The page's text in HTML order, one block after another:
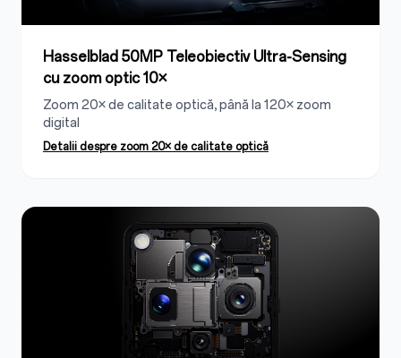
Hasselblad 50MP Teleobiectiv Ultra-Sensing
cu zoom optic 10×
Zoom 20× de calitate optică, până la 120× zoom
digital
Detalii despre zoom 20× de calitate optică